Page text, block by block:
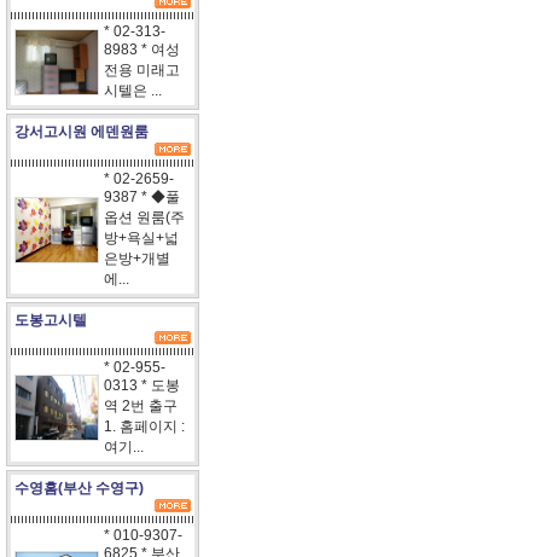
* 02-313-
8983 * 여성
전용 미래고
시텔은 ...
강서고시원 에덴원룸
* 02-2659-
9387 * ◆풀
옵션 원룸(주
방+욕실+넓
은방+개별
에...
도봉고시텔
* 02-955-
0313 * 도봉
역 2번 출구
1. 홈페이지 :
여기...
수영홈(부산 수영구)
* 010-9307-
6825 * 부산